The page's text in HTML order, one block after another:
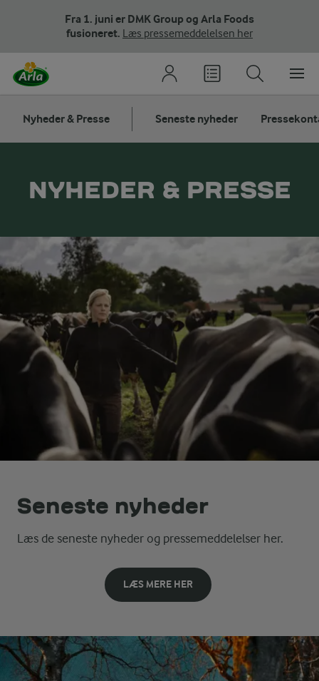
Fra 1. juni er DMK Group og Arla Foods
fusioneret. Læs pressemeddelelsen her
Nyheder & Presse Seneste nyheder
NYHEDER & PRESSE
Seneste nyheder
Læs de seneste nyheder og pressemeddelelser her.
LÆS MERE HER